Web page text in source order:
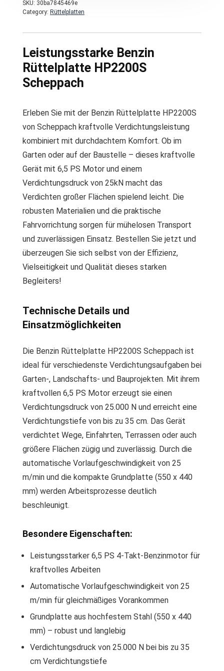
SKU: 30ba7845469e
Category: Rüttelplatten
Leistungsstarke Benzin
Rüttelplatte HP2200S
Scheppach
Erleben Sie mit der Benzin Rüttelplatte HP2200S
von Scheppach kraftvolle Verdichtungsleistung
kombiniert mit durchdachtem Komfort. Ob im
Garten oder auf der Baustelle – dieses kraftvolle
Gerät mit 6,5 PS Motor und einem
Verdichtungsdruck von 25kN macht das
Verdichten großer Flächen spielend leicht. Die
robusten Materialien und die praktische
Fahrvorrichtung sorgen für mühelosen Transport
und zuverlässigen Einsatz. Bestellen Sie jetzt und
überzeugen Sie sich selbst von der Effizienz,
Vielseitigkeit und Qualität dieses starken
Begleiters!
Technische Details und
Einsatzmöglichkeiten
Die Benzin Rüttelplatte HP2200S Scheppach ist
ideal für verschiedenste Verdichtungsaufgaben bei
Garten-, Landschafts- und Bauprojekten. Mit ihrem
kraftvollen 6,5 PS Motor erzeugt sie einen
Verdichtungsdruck von 25.000 N und erreicht eine
Verdichtungstiefe von bis zu 35 cm. Das Gerät
verdichtet Wege, Einfahrten, Terrassen oder auch
größere Flächen zügig und zuverlässig. Durch die
automatische Vorlaufgeschwindigkeit von 25
m/min und die kompakte Grundplatte (550 x 440
mm) werden Arbeitsprozesse deutlich
beschleunigt.
Besondere Eigenschaften:
Leistungsstarker 6,5 PS 4-Takt-Benzinmotor für
kraftvolles Arbeiten
Automatische Vorlaufgeschwindigkeit von 25
m/min für gleichmäßiges Vorankommen
Grundplatte aus hochfestem Stahl (550 x 440
mm) – robust und langlebig
Verdichtungsdruck von 25.000 N bei bis zu 35
cm Verdichtungstiefe